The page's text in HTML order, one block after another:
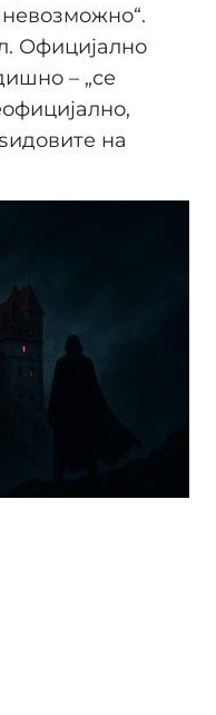
Официјално
– „се
на